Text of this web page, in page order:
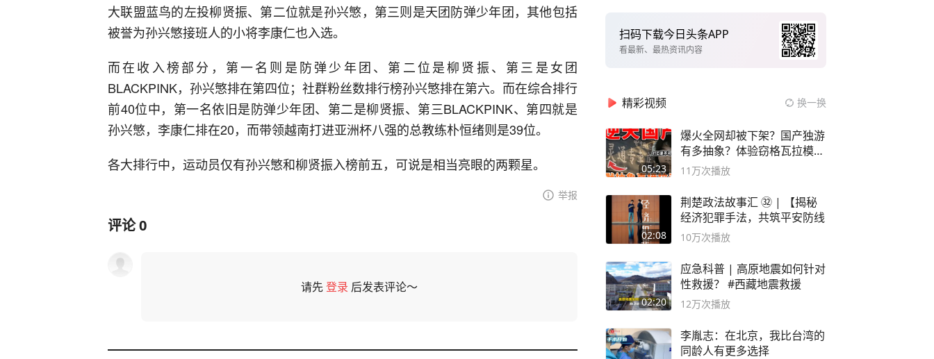
大联盟蓝鸟的左投柳贤振、第二位就是孙兴慜，第三则是天团防弹少年团，其他包括
被誉为孙兴慜接班人的小将李康仁也入选。
而在收入榜部分，第一名则是防弹少年团、第二位是柳贤振、第三是女团
BLACKPINK，孙兴慜排在第四位；社群粉丝数排行榜孙兴慜排在第六。而在综合排行
前40位中，第一名依旧是防弹少年团、第二是柳贤振、第三BLACKPINK、第四就是
孙兴慜，李康仁排在20，而带领越南打进亚洲杯八强的总教练朴恒绪则是39位。
各大排行中，运动员仅有孙兴慜和柳贤振入榜前五，可说是相当亮眼的两颗星。
举报
评论0
请先登录 后发表评论～
扫码下载今日头条APP
看最新、最热资讯内容
精彩视频 换一换
05:23
爆火全网却被下架？国产独游
有多抽象？体验窃格瓦拉模拟
器！
11万次播放
02:08
荆楚政法故事汇 ㉜ | 【揭秘
经济犯罪手法，共筑平安防线
10万次播放
02:20
应急科普 | 高原地震如何针对
性救援？ #西藏地震救援
12万次播放
李胤志：在北京，我比台湾的
同龄人有更多选择